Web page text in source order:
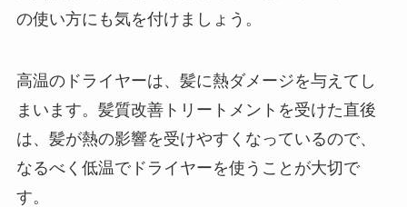
の使い方にも気を付けましょう。
高温のドライヤーは、髪に熱ダメージを与えてし
まいます。髪質改善トリートメントを受けた直後
は、髪が熱の影響を受けやすくなっているので、
なるべく低温でドライヤーを使うことが大切で
す。